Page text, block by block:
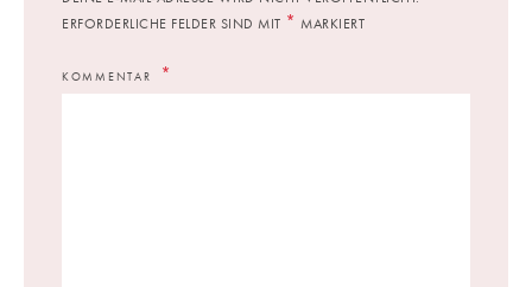
ERFORDERLICHE FELDER SIND MIT * MARKIERT
KOMMENTAR